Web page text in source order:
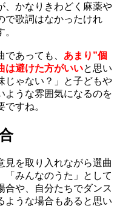
、かなりきわどく麻薬や
で歌詞はなかったけれ
あっても、 あまり”個
は避けた方がいいと思い
じゃない？」と子どもや
ような雰囲気になるのを
すね。
見を取り入れながら選曲
「みんなのうた」として
合や、自分たちでダンス
ような場合もあると思い